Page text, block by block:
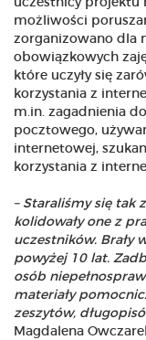
uczestnicy projektu
możliwości
zorganizowano dla
obowiązkowych
które uczyły się
korzystania z
m.in. zagadnienia
pocztowego,
internetowej,
korzystania z
– Staraliśmy się tak
kolidowały one z
uczestników. Brały
powyżej 10 lat.
osób
materiały
zeszytów,
Magdalena